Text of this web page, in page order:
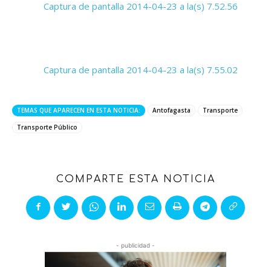
TEMAS QUE APARECEN EN ESTA NOTICIA: Antofagasta
Transporte
Transporte Público
COMPARTE ESTA NOTICIA
- publicidad -